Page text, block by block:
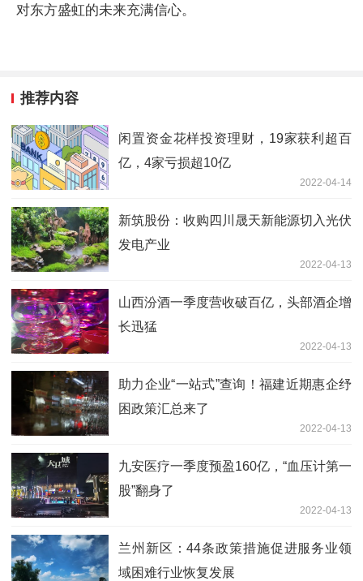
对东方盛虹的未来充满信心。
推荐内容
闲置资金花样投资理财，19家获利超百
亿，4家亏损超10亿
2022-04-14
新筑股份：收购四川晟天新能源切入光伏
发电产业
2022-04-13
山西汾酒一季度营收破百亿，头部酒企增
长迅猛
2022-04-13
助力企业“一站式”查询！福建近期惠企纾
困政策汇总来了
2022-04-13
九安医疗一季度预盈160亿，“血压计第一
股”翻身了
2022-04-13
兰州新区：44条政策措施促进服务业领
域困难行业恢复发展